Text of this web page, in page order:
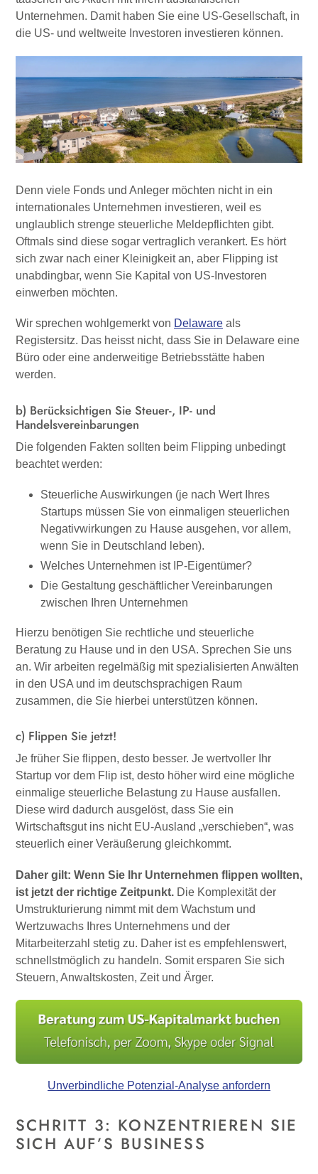
Unternehmen. Damit haben Sie eine US-Gesellschaft, in
die US- und weltweite Investoren investieren können.
Denn viele Fonds und Anleger möchten nicht in ein
internationales Unternehmen investieren, weil es
unglaublich strenge steuerliche Meldepflichten gibt.
Oftmals sind diese sogar vertraglich verankert. Es hört
sich zwar nach einer Kleinigkeit an, aber Flipping ist
unabdingbar, wenn Sie Kapital von US-Investoren
einwerben möchten.
Wir sprechen wohlgemerkt von Delaware als
Registersitz. Das heisst nicht, dass Sie in Delaware eine
Büro oder eine anderweitige Betriebsstätte haben
werden.
b) Berücksichtigen Sie Steuer-, IP- und
Handelsvereinbarungen
Die folgenden Fakten sollten beim Flipping unbedingt
beachtet werden:
Steuerliche Auswirkungen (je nach Wert Ihres
Startups müssen Sie von einmaligen steuerlichen
Negativwirkungen zu Hause ausgehen, vor allem,
wenn Sie in Deutschland leben).
Welches Unternehmen ist IP-Eigentümer?
Die Gestaltung geschäftlicher Vereinbarungen
zwischen Ihren Unternehmen
Hierzu benötigen Sie rechtliche und steuerliche
Beratung zu Hause und in den USA. Sprechen Sie uns
an. Wir arbeiten regelmäßig mit spezialisierten Anwälten
in den USA und im deutschsprachigen Raum
zusammen, die Sie hierbei unterstützen können.
c) Flippen Sie jetzt!
Je früher Sie flippen, desto besser. Je wertvoller Ihr
Startup vor dem Flip ist, desto höher wird eine mögliche
einmalige steuerliche Belastung zu Hause ausfallen.
Diese wird dadurch ausgelöst, dass Sie ein
Wirtschaftsgut ins nicht EU-Ausland „verschieben“, was
steuerlich einer Veräußerung gleichkommt.
Daher gilt: Wenn Sie Ihr Unternehmen flippen wollten,
ist jetzt der richtige Zeitpunkt. Die Komplexität der
Umstrukturierung nimmt mit dem Wachstum und
Wertzuwachs Ihres Unternehmens und der
Mitarbeiterzahl stetig zu. Daher ist es empfehlenswert,
schnellstmöglich zu handeln. Somit ersparen Sie sich
Steuern, Anwaltskosten, Zeit und Ärger.
Unverbindliche Potenzial-Analyse anfordern
SCHRITT 3: KONZENTRIEREN SIE
SICH AUF’S BUSINESS